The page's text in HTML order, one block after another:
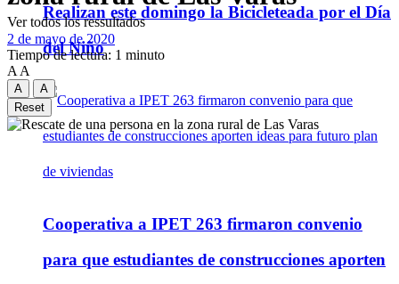
Realizan este domingo la Bicicleteada por el Día
del Niño
Cooperativa a IPET 263 firmaron convenio
para que estudiantes de construcciones aporten
Ver todos los ressultados
2 de mayo de 2020
Tiempo de lectura: 1 minuto
A A
A
A
Reset